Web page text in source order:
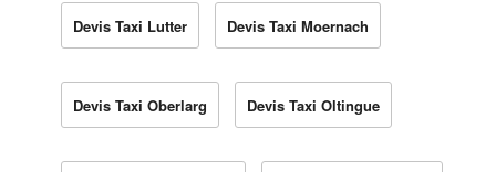
Devis Taxi Lutter Devis Taxi Moernach
Devis Taxi Oberlarg Devis Taxi Oltingue